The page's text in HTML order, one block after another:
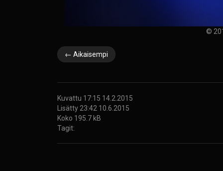
©
← Aikaisempi
Kuvattu 17:15 14.2.2015
Lisätty 23:42 10.6.2015
Koko 195.7 kB
Tagit: